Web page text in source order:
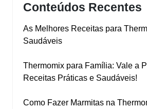
Conteúdos Recentes
As Melhores Receitas para
Saudáveis
Thermomix para Família: Vale a
Receitas Práticas e Saudáveis!
Como Fazer Marmitas na